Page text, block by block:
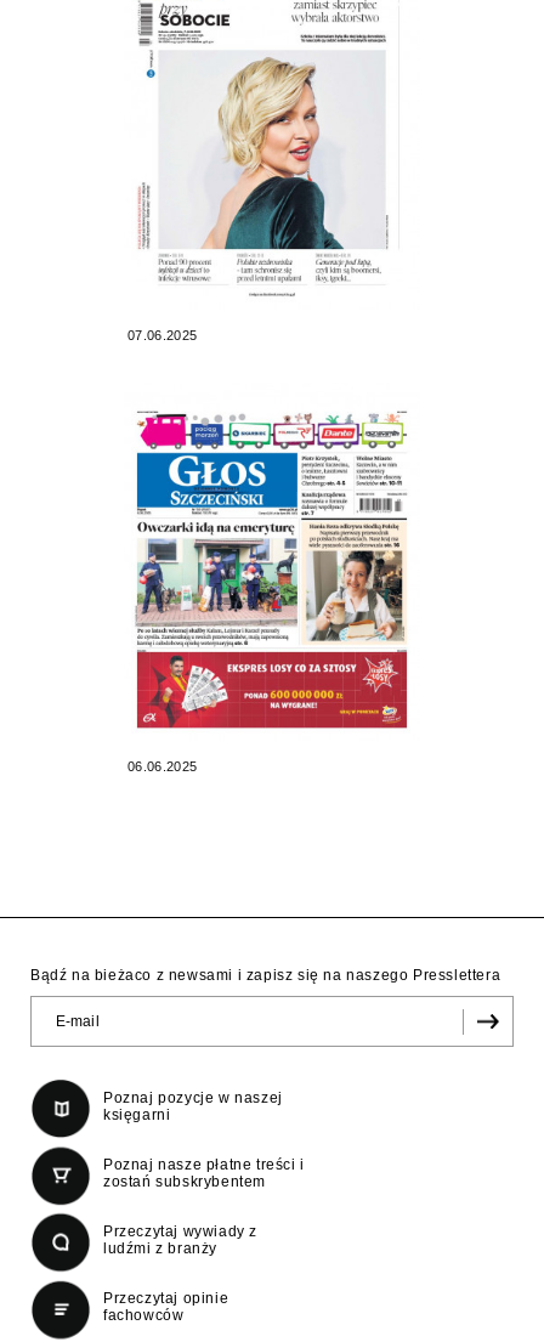
07.06.2025
06.06.2025
Bądź na bieżaco z newsami i zapisz się na naszego Presslettera
Poznaj pozycje w naszej
księgarni
Poznaj nasze płatne treści i
zostań subskrybentem
Przeczytaj wywiady z
ludźmi z branży
Przeczytaj opinie
fachowców